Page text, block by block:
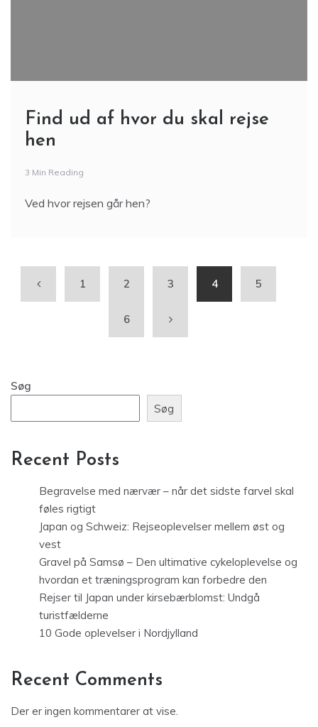
Find ud af hvor du skal rejse
hen
3 Min Reading
Ved hvor rejsen går hen?
1 2 3 4 5
6
Søg
Søg
Recent Posts
Begravelse med nærvær – når det sidste farvel skal
føles rigtigt
Japan og Schweiz: Rejseoplevelser mellem øst og
vest
Gravel på Samsø – Den ultimative cykeloplevelse og
hvordan et træningsprogram kan forbedre den
Rejser til Japan under kirsebærblomst: Undgå
turistfælderne
10 Gode oplevelser i Nordjylland
Recent Comments
Der er ingen kommentarer at vise.